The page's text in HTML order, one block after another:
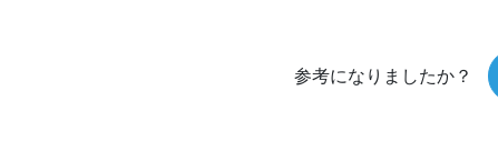
参考になりましたか？